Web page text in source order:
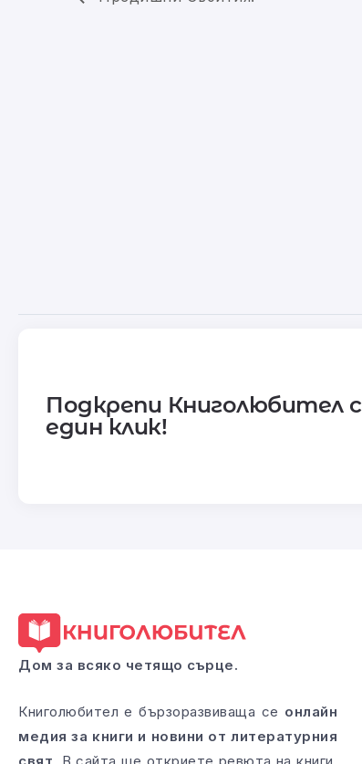
Подкрепи Книголюбител с
един клик!
Дом за всяко четящо сърце.
Книголюбител е бързоразвиваща се онлайн
медия за книги и новини от литературния